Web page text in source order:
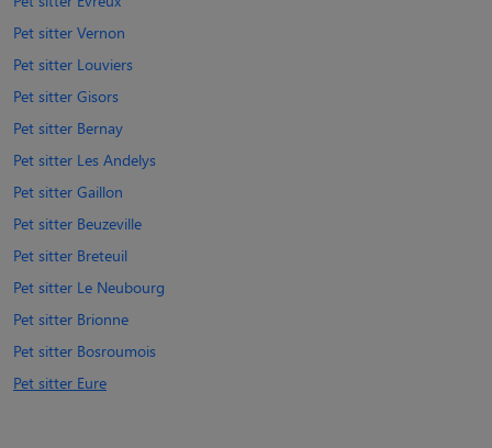
Pet sitter Vernon
Pet sitter Louviers
Pet sitter Gisors
Pet sitter Bernay
Pet sitter Les Andelys
Pet sitter Gaillon
Pet sitter Beuzeville
Pet sitter Breteuil
Pet sitter Le Neubourg
Pet sitter Brionne
Pet sitter Bosroumois
Pet sitter Eure